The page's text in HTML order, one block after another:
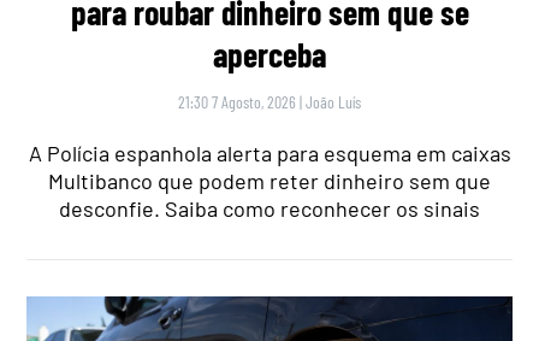
para roubar dinheiro sem que se
aperceba
21:30 7 Agosto, 2026 |João Luís
A Polícia espanhola alerta para esquema em caixas
Multibanco que podem reter dinheiro sem que
desconfie. Saiba como reconhecer os sinais